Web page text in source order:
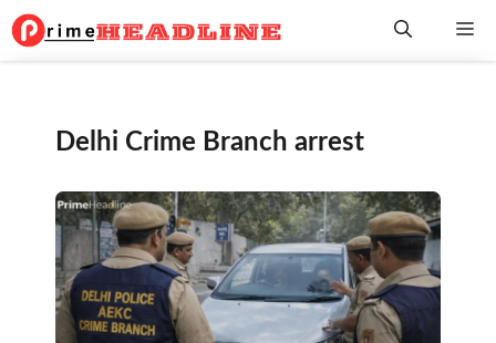
Skip
to
Delhi Crime Branch arrest